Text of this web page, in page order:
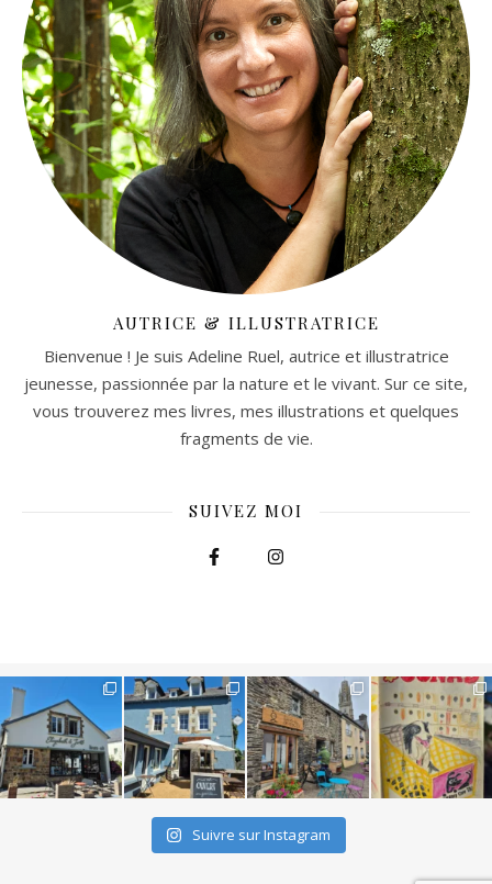
AUTRICE & ILLUSTRATRICE
Bienvenue ! Je suis Adeline Ruel, autrice et illustratrice
jeunesse, passionnée par la nature et le vivant. Sur ce site,
vous trouverez mes livres, mes illustrations et quelques
fragments de vie.
SUIVEZ MOI
Suivre sur Instagram